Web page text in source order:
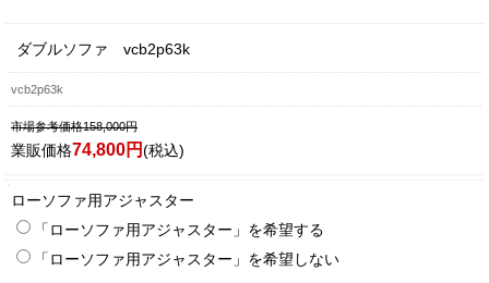
ダブルソファ vcb2p63k
vcb2p63k
市場参考価格158,000円
業販価格74,800円(税込)
ローソファ用アジャスター
「ローソファ用アジャスター」を希望する
「ローソファ用アジャスター」を希望しない